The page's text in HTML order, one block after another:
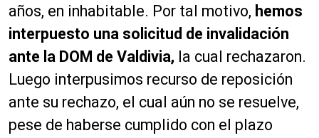
años, en inhabitable. Por tal motivo, hemos
interpuesto una solicitud de invalidación
ante la DOM de Valdivia, la cual rechazaron.
Luego interpusimos recurso de reposición
ante su rechazo, el cual aún no se resuelve,
pese de haberse cumplido con el plazo